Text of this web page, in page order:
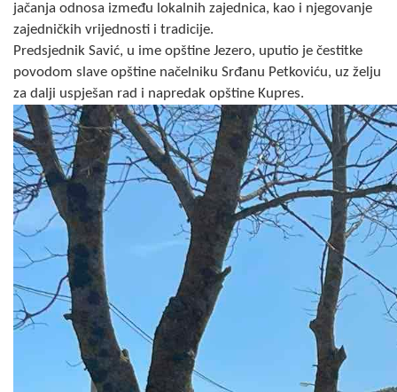
COVID 19
Geoistraživanja
FINANSIJE
PRIVREDA
Poljoprivreda
Turizam
Sport
CIVILNA ZAŠTITA
KONTAKT
jačanja odnosa između lokalnih zajednica, kao i njegovanje
zajedničkih vrijednosti i tradicije.
Predsjednik Savić, u ime opštine Jezero, uputio je čestitke
povodom slave opštine načelniku Srđanu Petkoviću, uz želju
za dalji uspješan rad i napredak opštine Kupres.